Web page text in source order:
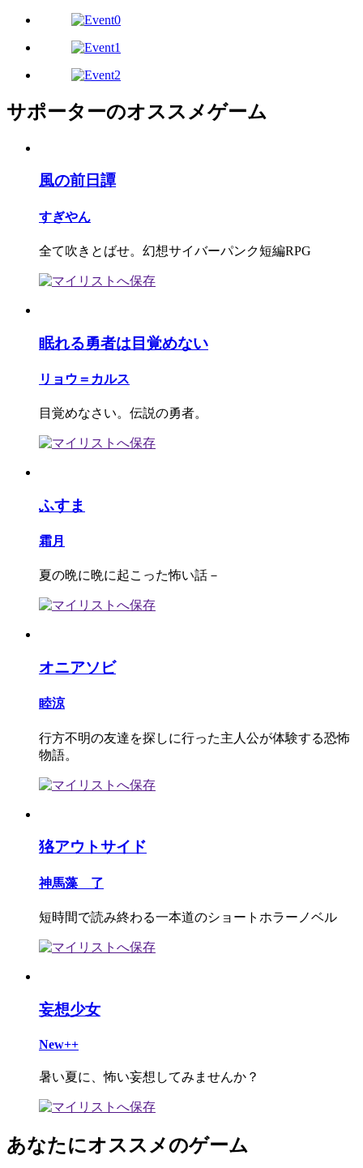
サポーターのオススメゲーム
風の前日譚
すぎやん
全て吹きとばせ。幻想サイバーパンク短編RPG
眠れる勇者は目覚めない
リョウ＝カルス
目覚めなさい。伝説の勇者。
ふすま
霜月
夏の晩に晩に起こった怖い話－
オニアソビ
睦涼
行方不明の友達を探しに行った主人公が体験する恐怖
物語。
狢アウトサイド
神馬藻 了
短時間で読み終わる一本道のショートホラーノベル
妄想少女
New++
暑い夏に、怖い妄想してみませんか？
あなたにオススメのゲーム